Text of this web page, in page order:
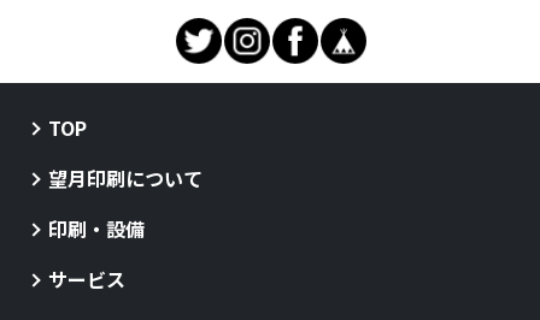
TOP
望月印刷について
印刷・設備
サービス